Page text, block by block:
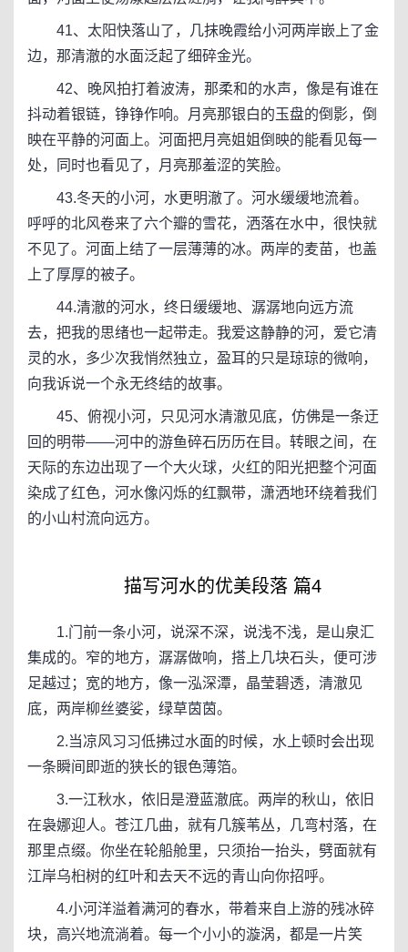
41、太阳快落山了，几抹晚霞给小河两岸嵌上了金
边，那清澈的水面泛起了细碎金光。
42、晚风拍打着波涛，那柔和的水声，像是有谁在
抖动着银链，铮铮作响。月亮那银白的玉盘的倒影，倒
映在平静的河面上。河面把月亮姐姐倒映的能看见每一
处，同时也看见了，月亮那羞涩的笑脸。
43.冬天的小河，水更明澈了。河水缓缓地流着。
呼呼的北风卷来了六个瓣的雪花，洒落在水中，很快就
不见了。河面上结了一层薄薄的冰。两岸的麦苗，也盖
上了厚厚的被子。
44.清澈的河水，终日缓缓地、潺潺地向远方流
去，把我的思绪也一起带走。我爱这静静的河，爱它清
灵的水，多少次我悄然独立，盈耳的只是琼琼的微响，
向我诉说一个永无终结的故事。
45、俯视小河，只见河水清澈见底，仿佛是一条迂
回的明带——河中的游鱼碎石历历在目。转眼之间，在
天际的东边出现了一个大火球，火红的阳光把整个河面
染成了红色，河水像闪烁的红飘带，潇洒地环绕着我们
的小山村流向远方。
描写河水的优美段落 篇4
1.门前一条小河，说深不深，说浅不浅，是山泉汇
集成的。窄的地方，潺潺做响，搭上几块石头，便可涉
足越过；宽的地方，像一泓深潭，晶莹碧透，清澈见
底，两岸柳丝婆娑，绿草茵茵。
2.当凉风习习低拂过水面的时候，水上顿时会出现
一条瞬间即逝的狭长的银色薄箔。
3.一江秋水，依旧是澄蓝澈底。两岸的秋山，依旧
在袅娜迎人。苍江几曲，就有几簇苇丛，几弯村落，在
那里点缀。你坐在轮船舱里，只须抬一抬头，劈面就有
江岸乌桕树的红叶和去天不远的青山向你招呼。
4.小河洋溢着满河的春水，带着来自上游的残冰碎
块，高兴地流淌着。每一个小小的漩涡，都是一片笑